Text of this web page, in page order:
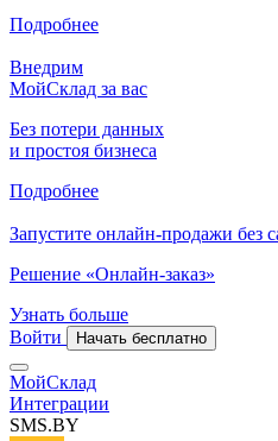
Подробнее
Внедрим
МойСклад за вас
Без потери данных
и простоя бизнеса
Подробнее
Запустите онлайн-продажи без
Решение «Онлайн-заказ»
Узнать больше
Войти
Начать бесплатно
МойСклад
Интеграции
SMS.BY